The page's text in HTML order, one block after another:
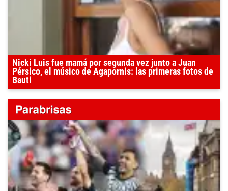
Nicki Luis fue mamá por segunda vez junto a Juan
Pérsico, el músico de Agapornis: las primeras fotos de
Bauti